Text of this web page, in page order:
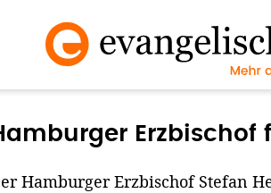
Erzbischof
Hamburger Erzbischof Stefan